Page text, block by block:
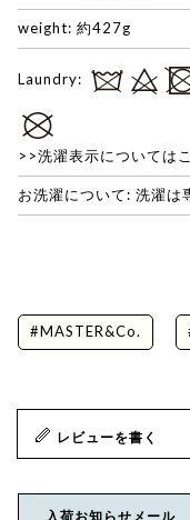
weight: 約427g
Laundry:
>>洗濯表示についてはこ
お洗濯について: 洗濯は
#MASTER&Co.
レビューを書く
入荷お知らせメール